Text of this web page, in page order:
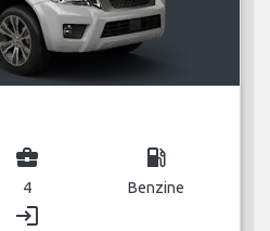
business_center
4
local_gas_station
Benzine
login